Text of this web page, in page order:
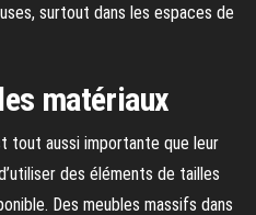
surtout dans les espaces de
matériaux
tout aussi importante que leur
des éléments de tailles
Des meubles massifs dans